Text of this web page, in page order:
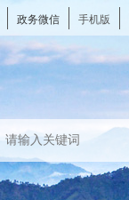
政务微信 手机版